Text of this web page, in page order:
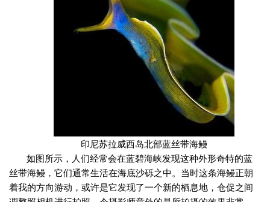
印尼苏拉威西岛北部蓝丝带海鳗
如图所示，人们经常会在蓝碧海峡发现这种外形奇特的蓝
丝带海鳗，它们通常生活在海底沙砾之中。当时这条海鳗正朝
着我的方向游动，或许是它发现了一个新的栖息地，仓促之间